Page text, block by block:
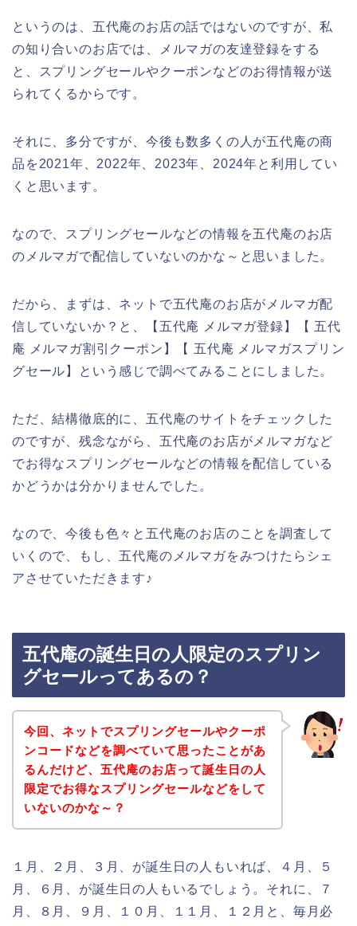
というのは、五代庵のお店の話ではないのですが、私
の知り合いのお店では、メルマガの友達登録をする
と、スプリングセールやクーポンなどのお得情報が送
られてくるからです。
それに、多分ですが、今後も数多くの人が五代庵の商
品を2021年、2022年、2023年、2024年と利用してい
くと思います。
なので、スプリングセールなどの情報を五代庵のお店
のメルマガで配信していないのかな～と思いました。
だから、まずは、ネットで五代庵のお店がメルマガ配
信していないか？と、【五代庵 メルマガ登録】【 五代
庵 メルマガ割引クーポン】【 五代庵 メルマガスプリン
グセール】という感じで調べてみることにしました。
ただ、結構徹底的に、五代庵のサイトをチェックした
のですが、残念ながら、五代庵のお店がメルマガなど
でお得なスプリングセールなどの情報を配信している
かどうかは分かりませんでした。
なので、今後も色々と五代庵のお店のことを調査して
いくので、もし、五代庵のメルマガをみつけたらシェ
アさせていただきます♪
五代庵の誕生日の人限定のスプリン
グセールってあるの？
今回、ネットでスプリングセールやクーポ
ンコードなどを調べていて思ったことがあ
るんだけど、五代庵のお店って誕生日の人
限定でお得なスプリングセールなどをして
いないのかな～？
１月、２月、３月、が誕生日の人もいれば、４月、５
月、６月、が誕生日の人もいるでしょう。それに、７
月、８月、９月、１０月、１１月、１２月と、毎月必